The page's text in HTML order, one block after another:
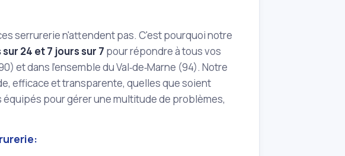
serrurerie n'attendent pas. C'est pourquoi notre
24 et 7 jours sur 7 pour répondre à tous vos
et dans l'ensemble du Val‑de‑Marne (94). Notre
efficace et transparente, quelles que soient
pour gérer une multitude de problèmes,